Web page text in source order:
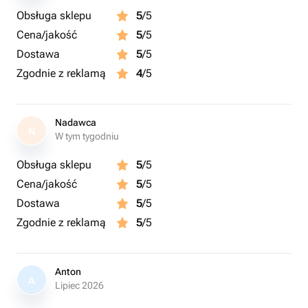
Просто представьте, какое ощущение праздника и
радости они принесут при развязывании этой
прекрасной упаковки!
Obsługa sklepu 5/5
Cena/jakość
5/5
Dostawa
5/5
Zgodnie z reklamą
4/5
N
Nadawca
W tym tygodniu
Obsługa sklepu 5/5
Cena/jakość
5/5
Dostawa
5/5
Zgodnie z reklamą
5/5
A
Anton
Lipiec 2026